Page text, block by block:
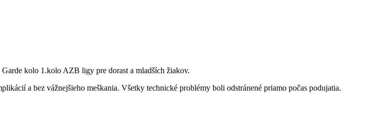
kolo 1.kolo AZB ligy pre dorast a mladších žiakov.
a bez vážnejšieho meškania. Všetky technické problémy boli odstránené priamo počas podujatia.